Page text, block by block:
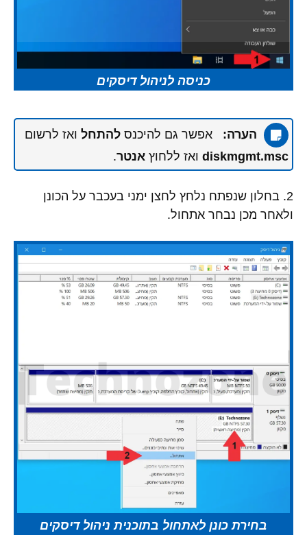
כניסה לניהול דיסקים
הערה: אפשר גם להיכנס להתחל ואז לרשום
diskmgmt.msc ואז ללחוץ אנטר.
2. בחלון שנפתח נלחץ לחצן ימני בעכבר על הכונן
ולאחר מכן נבחר אתחול.
בחירת כונן לאתחול בתוכנית ניהול דיסקים